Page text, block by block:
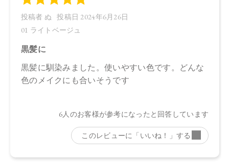
※店舗での取り扱いや詳しい在庫状況につきましては、各店
舗にお問い合わせください。
※発売日は予告なく変更する可能性がございます。予めご了
※通常はご注文より１～３営業日での発送となります。
商品によっては、お届けまで１～２週間かかる場合がござい
ますので予めご了承ください。
●パッケージはリニューアル等の理由により、写真と異なる場
●パッケージのリニューアル等の理由により、成分・処方が記
載と異なる場合がございます。
●予告なくパッケージ仕様が変更になる場合がございます。